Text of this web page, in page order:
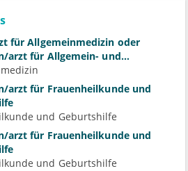
für Allgemeinmedizin oder
arzt für Allgemein- und
für Psychiatrie und
Medizin
arzt für Frauenheilkunde und
und Geburtshilfe
arzt für Frauenheilkunde und
und Geburtshilfe